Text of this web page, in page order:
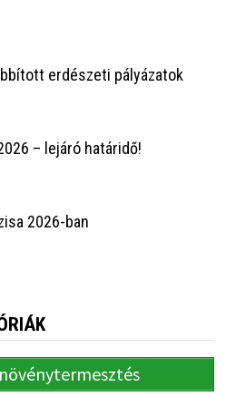
erdészeti pályázatok
– lejáró határidő!
2026-ban